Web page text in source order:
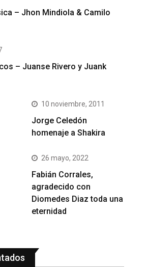
– Jhon Mindiola & Camilo
– Juanse Rivero y Juank
10 noviembre, 2011
Jorge Celedón
homenaje a Shakira
26 mayo, 2022
Fabián Corrales,
agradecido con
Diomedes Diaz toda una
eternidad